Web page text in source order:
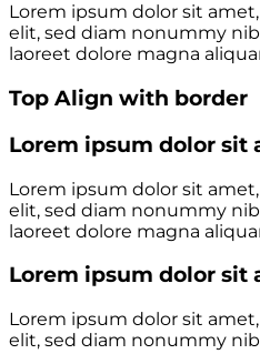
Lorem ipsum dolor sit
elit, sed diam nonummy
laoreet dolore magna
Top Align with border
Lorem ipsum dolor sit
Lorem ipsum dolor sit
elit, sed diam nonummy
laoreet dolore magna
Lorem ipsum dolor sit
Lorem ipsum dolor sit
elit, sed diam nonummy